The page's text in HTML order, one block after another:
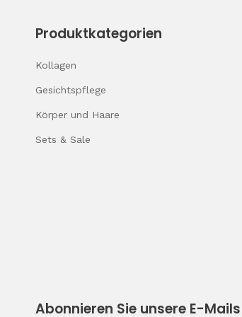
Produktkategorien
Kollagen
Gesichtspflege
Körper und Haare
Sets & Sale
Abonnieren Sie unsere E-Mails